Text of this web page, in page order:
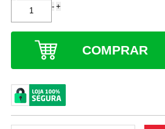
- +
COMPRAR